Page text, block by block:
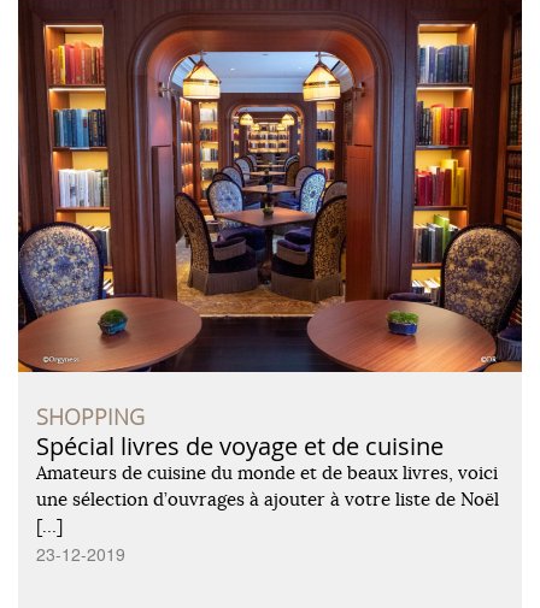
SHOPPING
Spécial livres de voyage et de cuisine
Amateurs de cuisine du monde et de beaux livres, voici
une sélection d’ouvrages à ajouter à votre liste de Noël
[…]
23-12-2019